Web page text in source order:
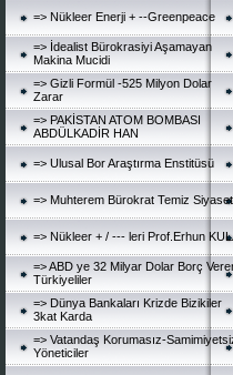
=> Nükleer Enerji + --Greenpeace
=> İdealist Bürokrasiyi Aşamayan
Makina Mucidi
=> Gizli Formül -525 Milyon Dolar
Zarar
=> PAKİSTAN ATOM BOMBASI
ABDÜLKADİR HAN
=> Ulusal Bor Araştırma Enstitüsü
=> Muhterem Bürokrat Temiz
=> Nükleer + / --- leri Prof.Erhun
=> ABD ye 32 Milyar Dolar Borç
Türkiyeliler
=> Dünya Bankaları Krizde Bizikiler
3kat Karda
=> Vatandaş Korumasız-
Yöneticiler